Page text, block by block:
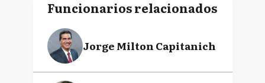
Funcionarios relacionados
Jorge Milton Capitanich